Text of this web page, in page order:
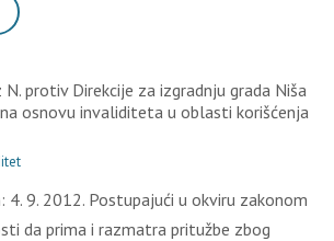
N. protiv Direkcije za izgradnju grada Niša
osnovu invaliditeta u oblasti korišćenja
4. 9. 2012. Postupajući u okviru zakonom
da prima i razmatra pritužbe zbog